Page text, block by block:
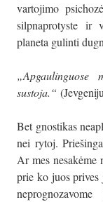
vartojimo
silpnaprotyste ir
planeta gulinti
„Apgaulinguose
sustoja.“
Bet gnostikas
nei rytoj.
Ar mes nesakėme
prie ko juos prives